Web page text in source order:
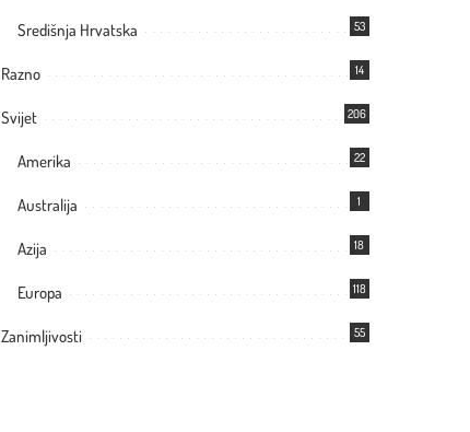
Središnja Hrvatska 53
Razno 14
Svijet 206
Amerika 22
Australija 1
Azija 18
Europa 118
Zanimljivosti 55